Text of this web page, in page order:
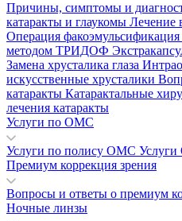
Причины, симптомы и
катаракты и глаукомы Лечение
Операция факоэмульсификация
методом ТРИДОФ
Замена хрусталика глаза
искусственные хрусталики
катаракты Катарактальные
лечения катаракты
Услуги по ОМС
Услуги по полису ОМС
Премиум коррекция зрения
Вопросы и ответы о премиум
Ночные линзы